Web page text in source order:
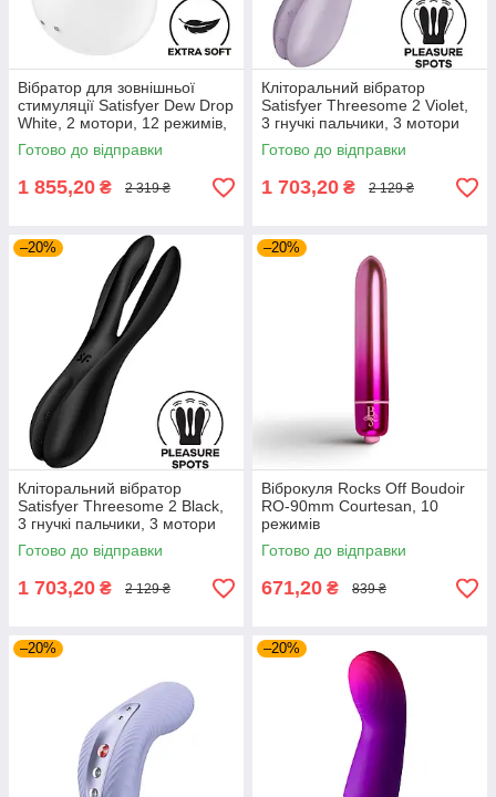
Вібратор для зовнішньої
стимуляції Satisfyer Dew Drop
White, 2 мотори, 12 режимів,
м’який корпус
Готово до відправки
1 855,20 ₴ 2 319 ₴
Кліторальний вібратор
Satisfyer Threesome 2 Violet,
3 гнучкі пальчики, 3 мотори
Готово до відправки
1 703,20 ₴ 2 129 ₴
–20%
Кліторальний вібратор
Satisfyer Threesome 2 Black,
3 гнучкі пальчики, 3 мотори
Готово до відправки
1 703,20 ₴ 2 129 ₴
–20%
Віброкуля Rocks Off Boudoir
RO-90mm Courtesan, 10
режимів
Готово до відправки
671,20 ₴ 839 ₴
–20% –20%